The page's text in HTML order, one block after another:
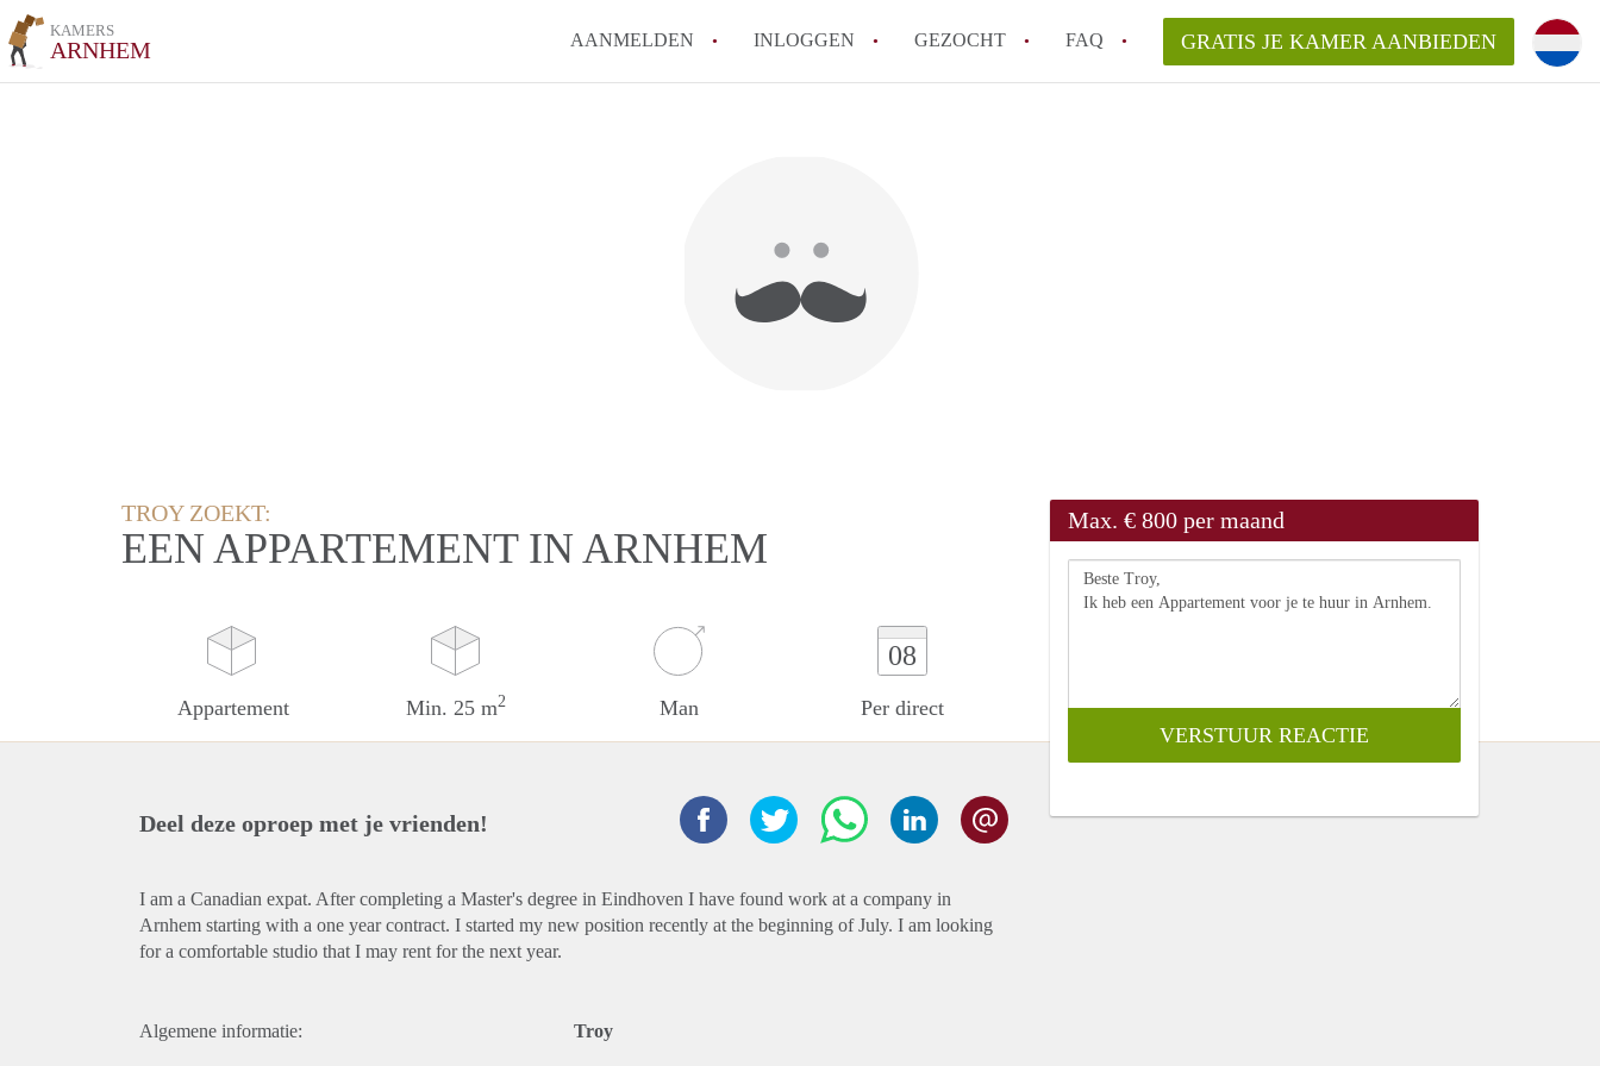
KAMERS
ARNHEM AANMELDEN INLOGGEN GEZOCHT FAQ
Alle veelgestelde vragen
GRATIS JE KAMER AANBIEDEN
TROY ZOEKT:
EEN APPARTEMENT IN ARNHEM
Appartement Min. 25 m2 Man
08
Per direct
Max. € 800 per maand
Deel deze oproep met je vrienden!
I am a Canadian expat. After completing a Master's degree in Eindhoven I have found work at a company in
Arnhem starting with a one year contract. I started my new position recently at the beginning of July. I am looking
for a comfortable studio that I may rent for the next year.
Algemene informatie: Troy